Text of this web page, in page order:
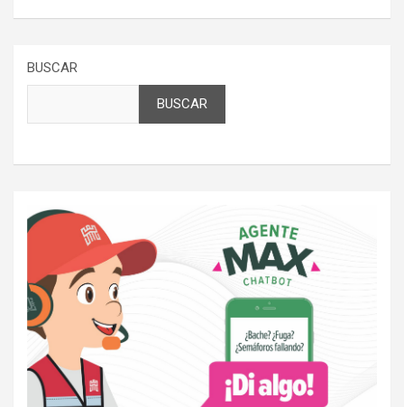
BUSCAR
BUSCAR